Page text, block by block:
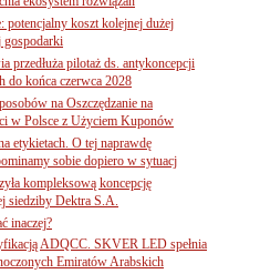
potencjalny koszt kolejnej dużej
przedłuża pilotaż ds. antykoncepcji
do końca czerwca 2028
na Oszczędzanie na
w Polsce z Użyciem Kuponów
etykietach. O tej naprawdę
sobie dopiero w sytuacj
kompleksową koncepcję
siedziby Dektra S.A.
inaczej?
ADQCC. SKVER LED spełnia
Emiratów Arabskich